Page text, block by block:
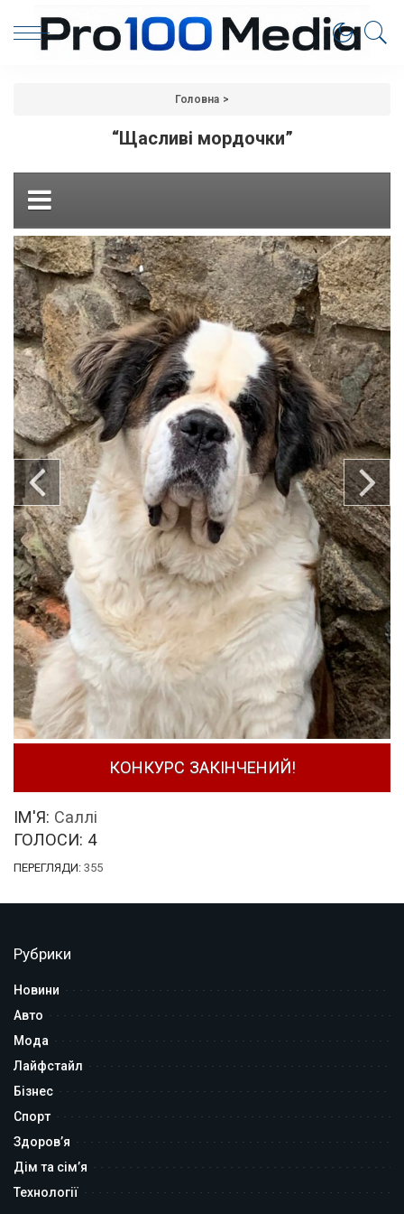
Головна >
“Щасливі мордочки”
КОНКУРС ЗАКІНЧЕНИЙ!
ІМ'Я: Саллі
ГОЛОСИ: 4
ПЕРЕГЛЯДИ: 355
Рубрики
Новини
Авто
Мода
Лайфстайл
Бізнес
Спорт
Здоров’я
Дім та сім’я
Технології